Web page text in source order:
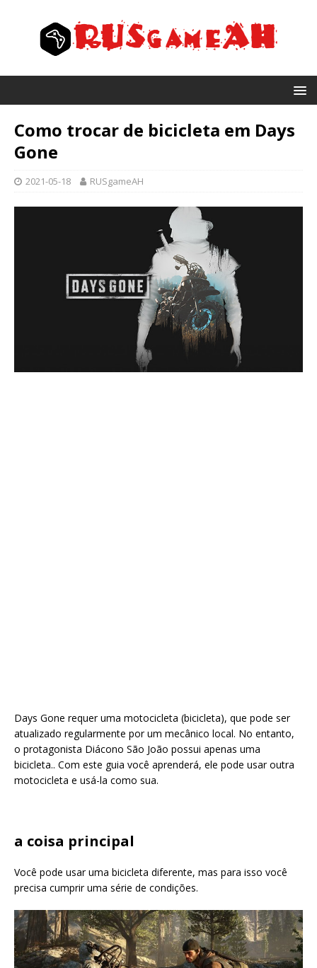
Como trocar de bicicleta em Days
Gone
2021-05-18 RUSgameAH
Days Gone requer uma motocicleta (bicicleta), que pode ser
atualizado regularmente por um mecânico local. No entanto,
o protagonista Diácono São João possui apenas uma
bicicleta.. Com este guia você aprenderá, ele pode usar outra
motocicleta e usá-la como sua.
a coisa principal
Você pode usar uma bicicleta diferente, mas para isso você
precisa cumprir uma série de condições.